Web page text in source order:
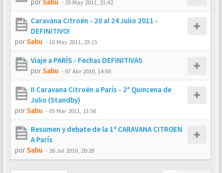
- 25 May 2011, 21:42
Caravana Citroën - 20 al 24 Julio 2011 -
DEFINITIVO!
porSabu - 10 May 2011, 23:15
Viaje a PARÍS - Fechas DEFINITIVAS
porSabu - 07 Abr 2010, 14:56
II Caravana Citroën a París - 2ª Quincena de
Julio (Standby)
porSabu - 05 Mar 2011, 13:56
Resumen y debate de la 1ª CARAVANA CITROEN
A París
porSabu - 26 Jul 2010, 20:28